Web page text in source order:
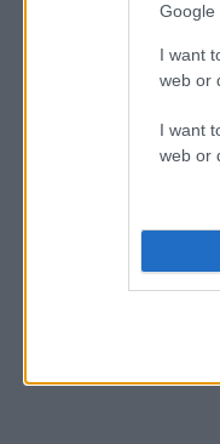
Google
I want
web or
I want
web or